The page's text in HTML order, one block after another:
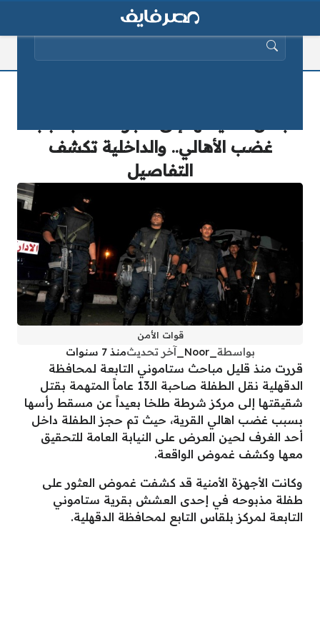
غضب الأهالي.. والداخلية تكشف
التفاصيل
قوات الأمن
بواسطة _Noor_ آخر تحديثمنذ 7 سنوات
قررت منذ قليل مباحث ستاموني التابعة لمحافظة
الدقهلية نقل الطفلة صاحبة الـ13 عاماً المتهمة بقتل
شقيقتها إلى مركز شرطة طلخا بعيداً عن مسقط رأسها
بسبب غضب اهالي القرية، حيث تم حجز الطفلة داخل
أحد الغرف لحين العرض على النيابة العامة للتحقيق
معها وكشف غموض الواقعة.
وكانت الأجهزة الأمنية قد كشفت غموض العثور على
طفلة مذبوحه في إحدى العشش بقرية ستاموني
التابعة لمركز بلقاس التابع لمحافظة الدقهلية.
البحث عن: